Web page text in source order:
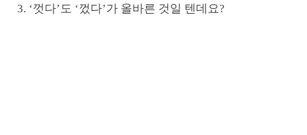
3. ‘껏다’도 ‘껐다’가 올바른 것일 텐데요?